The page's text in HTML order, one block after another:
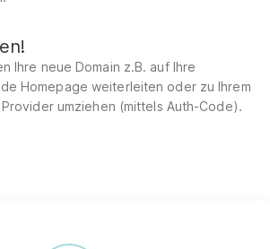
Ihre neue Domain z.B. auf Ihre
Homepage weiterleiten oder zu Ihrem
umziehen (mittels Auth-Code).